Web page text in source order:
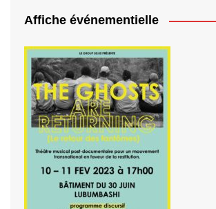
Affiche événementielle